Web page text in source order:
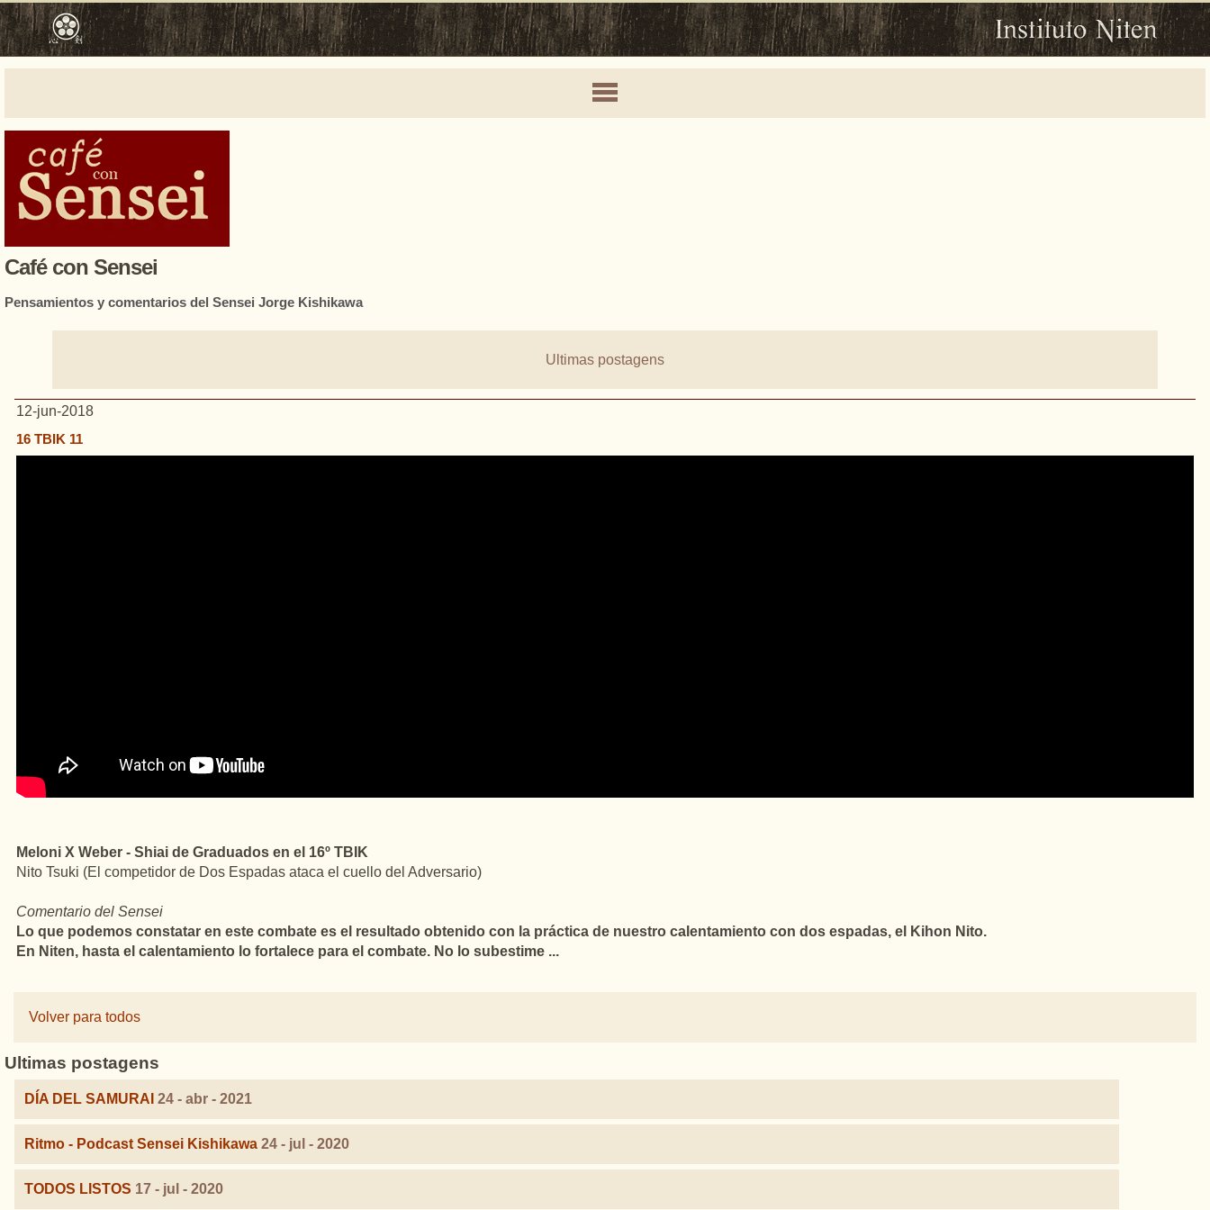
Café con Sensei
Pensamientos y comentarios del Sensei Jorge Kishikawa
Ultimas postagens
12-jun-2018
16 TBIK 11
Meloni X Weber - Shiai de Graduados en el 16º TBIK
Nito Tsuki (El competidor de Dos Espadas ataca el cuello del Adversario)
Comentario del Sensei
Lo que podemos constatar en este combate es el resultado obtenido con la práctica de nuestro calentamiento con dos espadas, el Kihon Nito.
En Niten, hasta el calentamiento lo fortalece para el combate. No lo subestime ...
Volver para todos
Ultimas postagens
DÍA DEL SAMURAI 24 - abr - 2021
Ritmo - Podcast Sensei Kishikawa 24 - jul - 2020
TODOS LISTOS 17 - jul - 2020